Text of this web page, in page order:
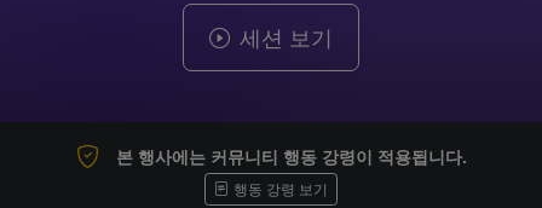
세션 보기
본 행사에는 커뮤니티 행동 강령이 적용됩니다.
행동 강령 보기